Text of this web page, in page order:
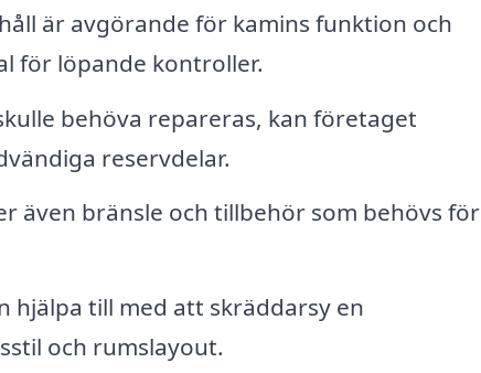
är avgörande för kamins funktion och
för löpande kontroller.
behöva repareras, kan företaget
reservdelar.
även bränsle och tillbehör som behövs för
hjälpa till med att skräddarsy en
och rumslayout.